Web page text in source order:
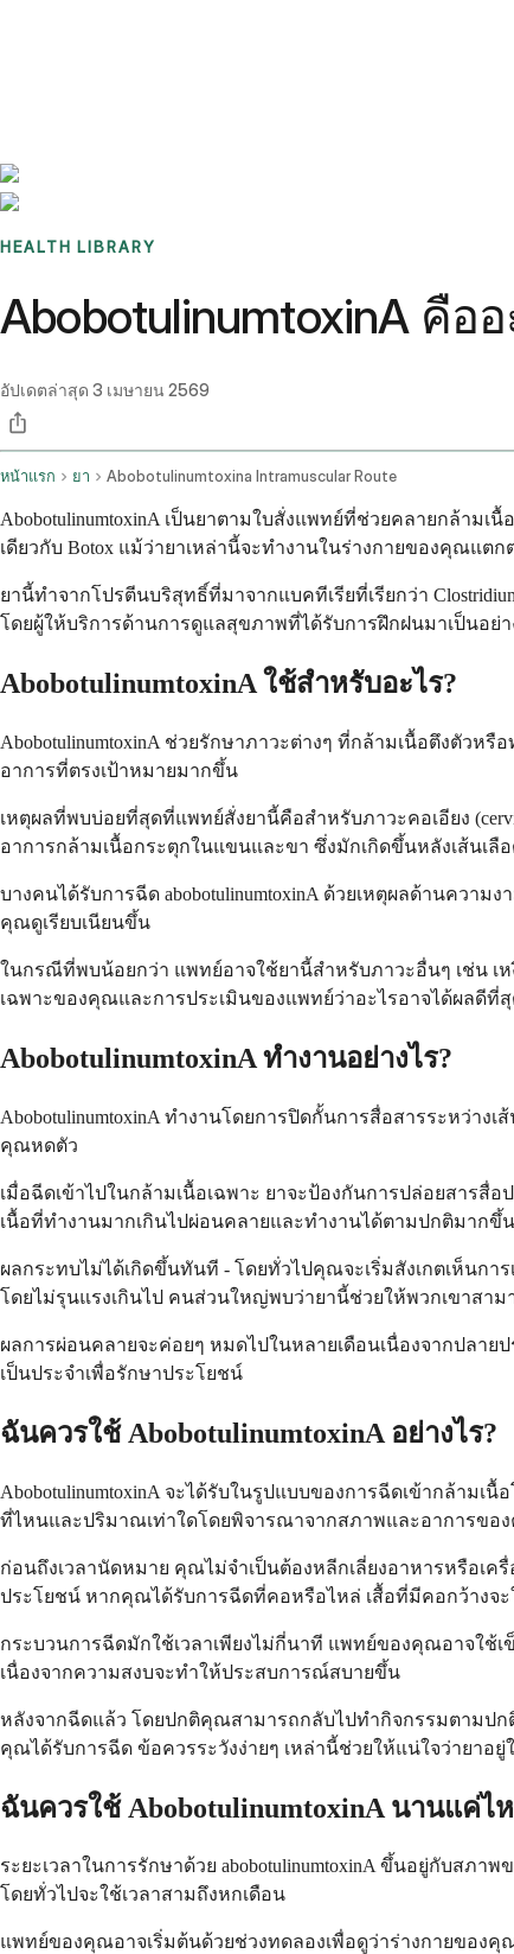
HEALTH LIBRARY
AbobotulinumtoxinA คือ
อัปเดตล่าสุด 3 เมษายน 2569
หน้าแรก ยา Abobotulinumtoxina Intramuscular Route
AbobotulinumtoxinA เป็นยาตามใบสั่งแพทย์ที่ช่วยคลายกล้า
เดียวกับ Botox แม้ว่ายาเหล่านี้จะทำงานในร่างกายของคุณแตก
ยานี้ทำจากโปรตีนบริสุทธิ์ที่มาจากแบคทีเรียที่เรียกว่า
โดยผู้ให้บริการด้านการดูแลสุขภาพที่ได้รับการฝึกฝนมาเป็นอย่
AbobotulinumtoxinA ใช้สำหรับอะไร?
AbobotulinumtoxinA ช่วยรักษาภาวะต่างๆ ที่กล้ามเนื้อตึงตัว
อาการที่ตรงเป้าหมายมากขึ้น
เหตุผลที่พบบ่อยที่สุดที่แพทย์สั่งยานี้คือสำหรับภาวะคอเอียง
อาการกล้ามเนื้อกระตุกในแขนและขา ซึ่งมักเกิดขึ้นหลังเส้นเ
บางคนได้รับการฉีด abobotulinumtoxinA ด้วยเหตุผลด้านควา
คุณดูเรียบเนียนขึ้น
ในกรณีที่พบน้อยกว่า แพทย์อาจใช้ยานี้สำหรับภาวะอื่นๆ เช่น เ
เฉพาะของคุณและการประเมินของแพทย์ว่าอะไรอาจได้ผลดีที่
AbobotulinumtoxinA ทำงานอย่างไร?
AbobotulinumtoxinA ทำงานโดยการปิดกั้นการสื่อสารระหว่
คุณหดตัว
เมื่อฉีดเข้าไปในกล้ามเนื้อเฉพาะ ยาจะป้องกันการปล่อยสาร
เนื้อที่ทำงานมากเกินไปผ่อนคลายและทำงานได้ตามปกติมากขึ้น
ผลกระทบไม่ได้เกิดขึ้นทันที - โดยทั่วไปคุณจะเริ่มสังเกตเห็นก
โดยไม่รุนแรงเกินไป คนส่วนใหญ่พบว่ายานี้ช่วยให้พวกเขาสา
ผลการผ่อนคลายจะค่อยๆ หมดไปในหลายเดือนเนื่องจากปล
เป็นประจำเพื่อรักษาประโยชน์
ฉันควรใช้ AbobotulinumtoxinA อย่างไร?
AbobotulinumtoxinA จะได้รับในรูปแบบของการฉีดเข้ากล้า
ที่ไหนและปริมาณเท่าใดโดยพิจารณาจากสภาพและอาการขอ
ก่อนถึงเวลานัดหมาย คุณไม่จำเป็นต้องหลีกเลี่ยงอาหารหรือเค
ประโยชน์ หากคุณได้รับการฉีดที่คอหรือไหล่ เสื้อที่มีคอกว้างจะ
กระบวนการฉีดมักใช้เวลาเพียงไม่กี่นาที แพทย์ของคุณอาจใช้
เนื่องจากความสงบจะทำให้ประสบการณ์สบายขึ้น
หลังจากฉีดแล้ว โดยปกติคุณสามารถกลับไปทำกิจกรรมตามป
คุณได้รับการฉีด ข้อควรระวังง่ายๆ เหล่านี้ช่วยให้แน่ใจว่ายาอ
ฉันควรใช้ AbobotulinumtoxinA นานแค่ไ
ระยะเวลาในการรักษาด้วย abobotulinumtoxinA ขึ้นอยู่กับส
โดยทั่วไปจะใช้เวลาสามถึงหกเดือน
แพทย์ของคุณอาจเริ่มต้นด้วยช่วงทดลองเพื่อดูว่าร่างกายของ